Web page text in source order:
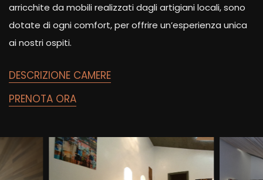
arricchite da mobili realizzati dagli artigiani locali, sono
dotate di ogni comfort, per offrire un’esperienza unica
ai nostri ospiti.
DESCRIZIONE CAMERE
PRENOTA ORA